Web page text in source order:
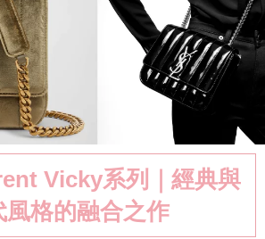
Vicky系列｜經典與
風格的融合之作